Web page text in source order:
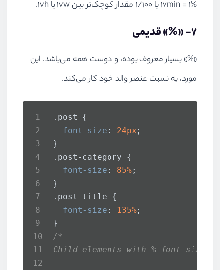
1vmin = 1% یا 1/100 مقدار کوچک‌تر بین 1vw یا 1vh.
7- «%» قدیمی
«%» بسیار معروف بوده، و دوست همه می‌باشد. این
مورد، به نسبت عنصر والد خود کار می‌کند.
.post
{
font-size : 24px ;
}
.post-category {
font-size : 85%;
}
.post-title {
font-size : 135%;
}
/*
Child elements with % font